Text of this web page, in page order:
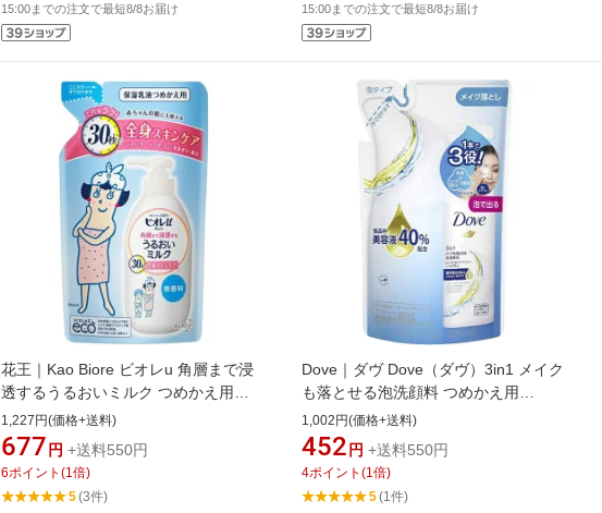
15:00までの注文で最短8/8お届け 15:00までの注文で最短8/8お届け
花王｜Kao Biore ビオレu 角層まで浸
透するうるおいミルク つめかえ用
250mL 無香料
1,227円(価格+送料)
677 円 +送料550円
6ポイント (1 倍)
5(3件)
Dove｜ダヴ Dove（ダヴ）3in1 メイク
も落とせる泡洗顔料 つめかえ用
120mL【rb_pcp】
1,002円(価格+送料)
452 円 +送料550円
4ポイント (1 倍)
5(1件)